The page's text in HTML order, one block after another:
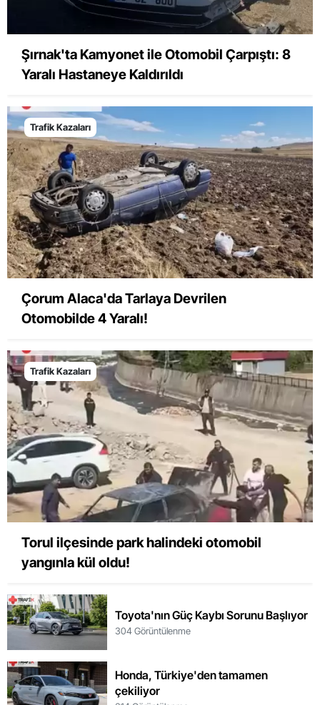
Şırnak'ta Kamyonet ile Otomobil Çarpıştı: 8
Yaralı Hastaneye Kaldırıldı
Trafik Kazaları
Çorum Alaca'da Tarlaya Devrilen
Otomobilde 4 Yaralı!
Trafik Kazaları
Torul ilçesinde park halindeki otomobil
yangınla kül oldu!
Toyota'nın Güç Kaybı Sorunu Başlıyor
304 Görüntülenme
Honda, Türkiye'den tamamen
çekiliyor